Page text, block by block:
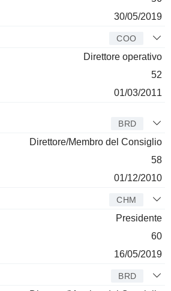
30/05/2019
COO
Direttore operativo
52
01/03/2011
BRD
Direttore/Membro del Consiglio
58
01/12/2010
CHM
Presidente
60
16/05/2019
BRD